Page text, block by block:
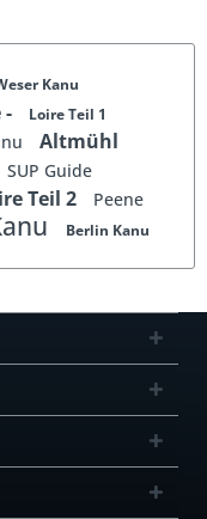
Kanu
- Loire Teil 1
Altmühl
SUP Guide
Teil 2
Peene
Berlin Kanu